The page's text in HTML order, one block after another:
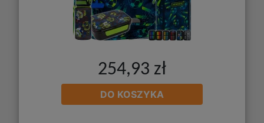
254,93 zł
DO KOSZYKA